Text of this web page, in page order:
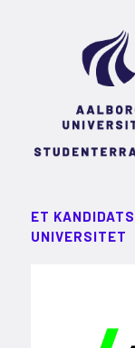
ET
UNIVERSITET